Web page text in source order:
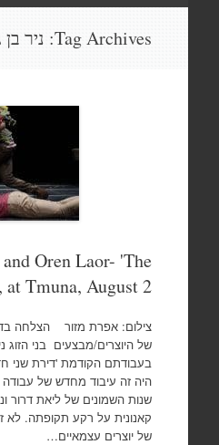
Tag Archives: ניר בן
Oren Laor- 'The
Tmuna, August 2
צילום: אפרת מזור הצלחה
של היוצרים/מבצעים בני הזוג
בעבודתם הקודמת 'דירת שני
היה זה עיבוד מחדש של
שנות השמונים של ליאת דרור
קאנונית על רקע תקופתה. לא
של יוצרים עצמאיים…